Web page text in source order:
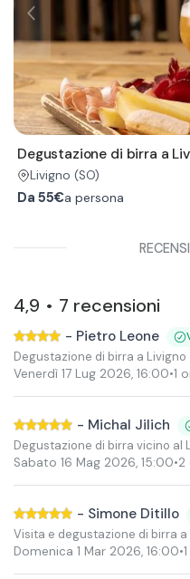
Degustazione di birra a
Livigno (SO)
Da 55€a persona
4,9 • 7 recensioni
- Pietro Leone
Degustazione di birra a Livigno
Venerdì 17 Lug 2026, 16:00•1
- Michal Jilich
Degustazione di birra vicino al
Sabato 16 Mag 2026, 15:00•2
- Simone Ditillo
Visita e degustazione di birra a
Domenica 1 Mar 2026, 16:00•